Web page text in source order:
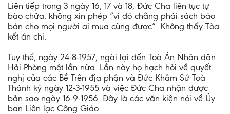
Liên tiếp trong 3 ngày 16, 17 và 18, Đức Cha liên tục tự
bào chữa: không xin phép “vì đó chẳng phải sách báo
bán cho mọi người ai mua cũng được”. Không thấy Tòa
kết án chi.
Tuy thế, ngày 24-8-1957, ngài lại đến Toà Án Nhân dân
Hải Phòng một lần nữa. Lần này họ hạch hỏi về quyết
nghị của các Bề Trên địa phận và Đức Khâm Sứ Toà
Thánh ký ngày 12-3-1955 và việc Đức Cha nhận được
bản sao ngày 16-9-1956. Đây là các văn kiện nói về Ủy
ban Liên lạc Công Giáo.